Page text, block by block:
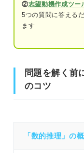
問
問
問
②志望動機作成ツー
5つの質問に答える
ます
問題を解く前
のコツ
「数的推理」の
問題を解く前に確
「数的推理」の出題